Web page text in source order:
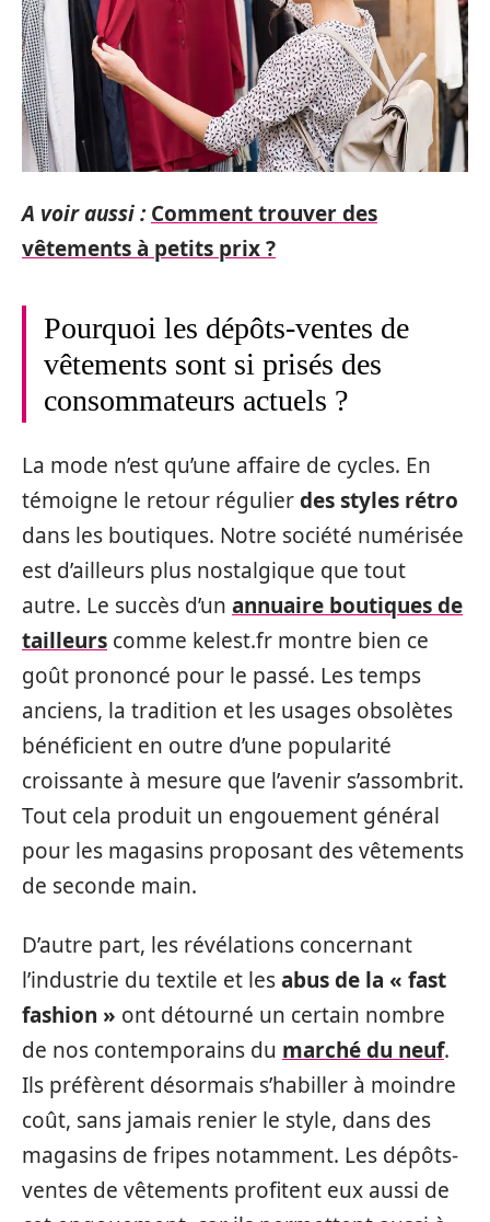
A voir aussi : Comment trouver des
vêtements à petits prix ?
Pourquoi les dépôts-ventes de
vêtements sont si prisés des
consommateurs actuels ?
La mode n’est qu’une affaire de cycles. En
témoigne le retour régulierdes styles rétro
dans les boutiques. Notre société numérisée
est d’ailleurs plus nostalgique que tout
autre. Le succès d’un annuaire boutiques de
tailleurs comme kelest.fr montre bien ce
goût prononcé pour le passé. Les temps
anciens, la tradition et les usages obsolètes
bénéficient en outre d’une popularité
croissante à mesure que l’avenir s’assombrit.
Tout cela produit un engouement général
pour les magasins proposant des vêtements
de seconde main.
D’autre part, les révélations concernant
l’industrie du textile et lesabus de la « fast
fashion » ont détourné un certain nombre
de nos contemporains du marché du neuf.
Ils préfèrent désormais s’habiller à moindre
coût, sans jamais renier le style, dans des
magasins de fripes notamment. Les dépôts-
ventes de vêtements profitent eux aussi de